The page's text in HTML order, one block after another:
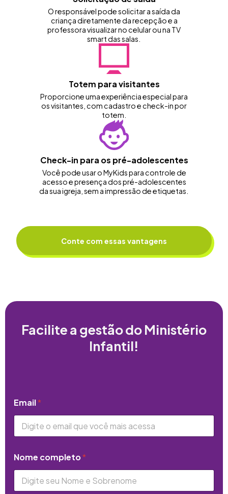
O responsável pode solicitar a saída da
criança diretamente da recepção e a
professora visualizar no celular ou na TV
smart das salas.
Totem para visitantes
Proporcione uma experiência especial para
os visitantes, com cadastro e check-in por
totem.
Check-in para os pré-adolescentes
Você pode usar o MyKids para controle de
acesso e presença dos pré-adolescentes
da sua igreja, sem a impressão de etiquetas.
Conte com essas vantagens
Facilite a gestão do Ministério
Infantil!
Email*
Nome completo*